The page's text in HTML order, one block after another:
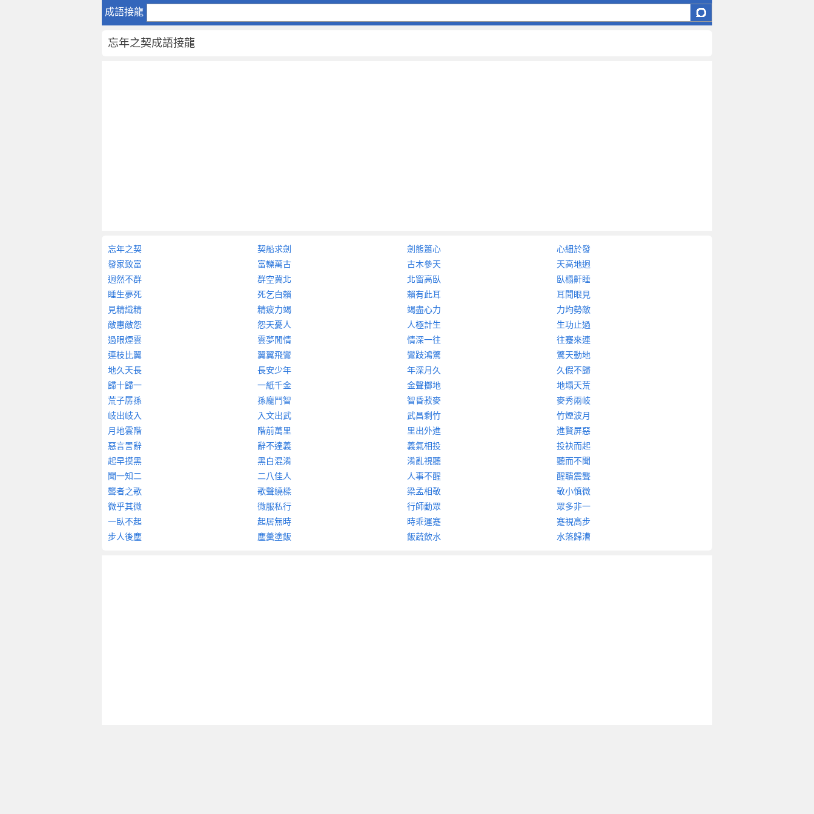
成語接龍
忘
契
大
全
忘年之契成語接龍
忘年之契 契船求劍 劍態簫心
心細於發
發家致富
富轢萬古 古木參天
天高地迥
迥然不群
群空冀北 北窗高臥
臥榻鼾睡
睡生夢死
死乞白賴 賴有此耳
耳聞眼見
見精識精
精疲力竭 竭盡心力
力均勢敵
敵惠敵怨
怨天憂人 人極計生
生功止過
過眼煙雲
雲夢閒情 情深一往
往蹇來連
連枝比翼
翼翼飛鸞 鸞跂鴻驚
驚天動地
地久天長
長安少年 年深月久
久假不歸
歸十歸一
一紙千金 金聲擲地
地塌天荒
荒子孱孫
孫龐鬥智 智昏菽麥
麥秀兩岐
岐出岐入
入文出武 武昌剩竹
竹煙波月
月地雲階
階前萬里 里出外進
進賢屏惡
惡言詈辭
辭不達義 義氣相投
投袂而起
起早摸黑
黑白混淆 淆亂視聽
聽而不聞
聞一知二
二八佳人 人事不醒
醒聵震聾
聾者之歌
歌聲繞樑 梁孟相敬
敬小慎微
微乎其微
微服私行 行師動眾
眾多非一
一臥不起
起居無時 時乖運蹇
蹇視高步
步人後塵
塵羹塗飯 飯蔬飲水 水落歸漕